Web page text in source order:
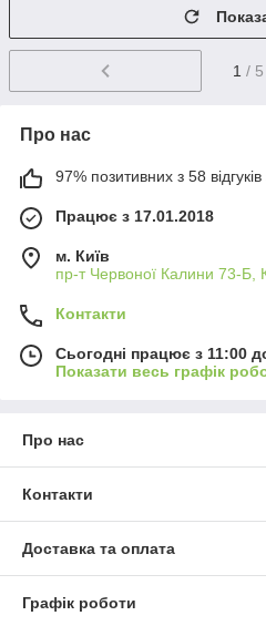
1 / 5
Про нас
97% позитивних з 58 відгуків
Працює з 17.01.2018
м. Київ
пр-т Червоної Калини 73-Б,
Контакти
Сьогодні працює з 11:00
Показати весь графік
Про нас
Контакти
Доставка та оплата
Графік роботи